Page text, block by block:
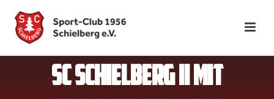
SC SCHIELBERG II MIT